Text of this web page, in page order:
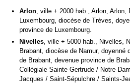
Arlon, ville + 2000 hab., Arlon, Arlon,
Luxembourg, diocèse de Trèves,
province de Luxembourg.
Nivelles, ville + 5000 hab., Nivelles,
Brabant, diocèse de Namur, doyenné
de Brabant, devenue province de
Collégiale Sainte-Gertrude / Notre-
Jacques / Saint-Sépulchre / Saints-